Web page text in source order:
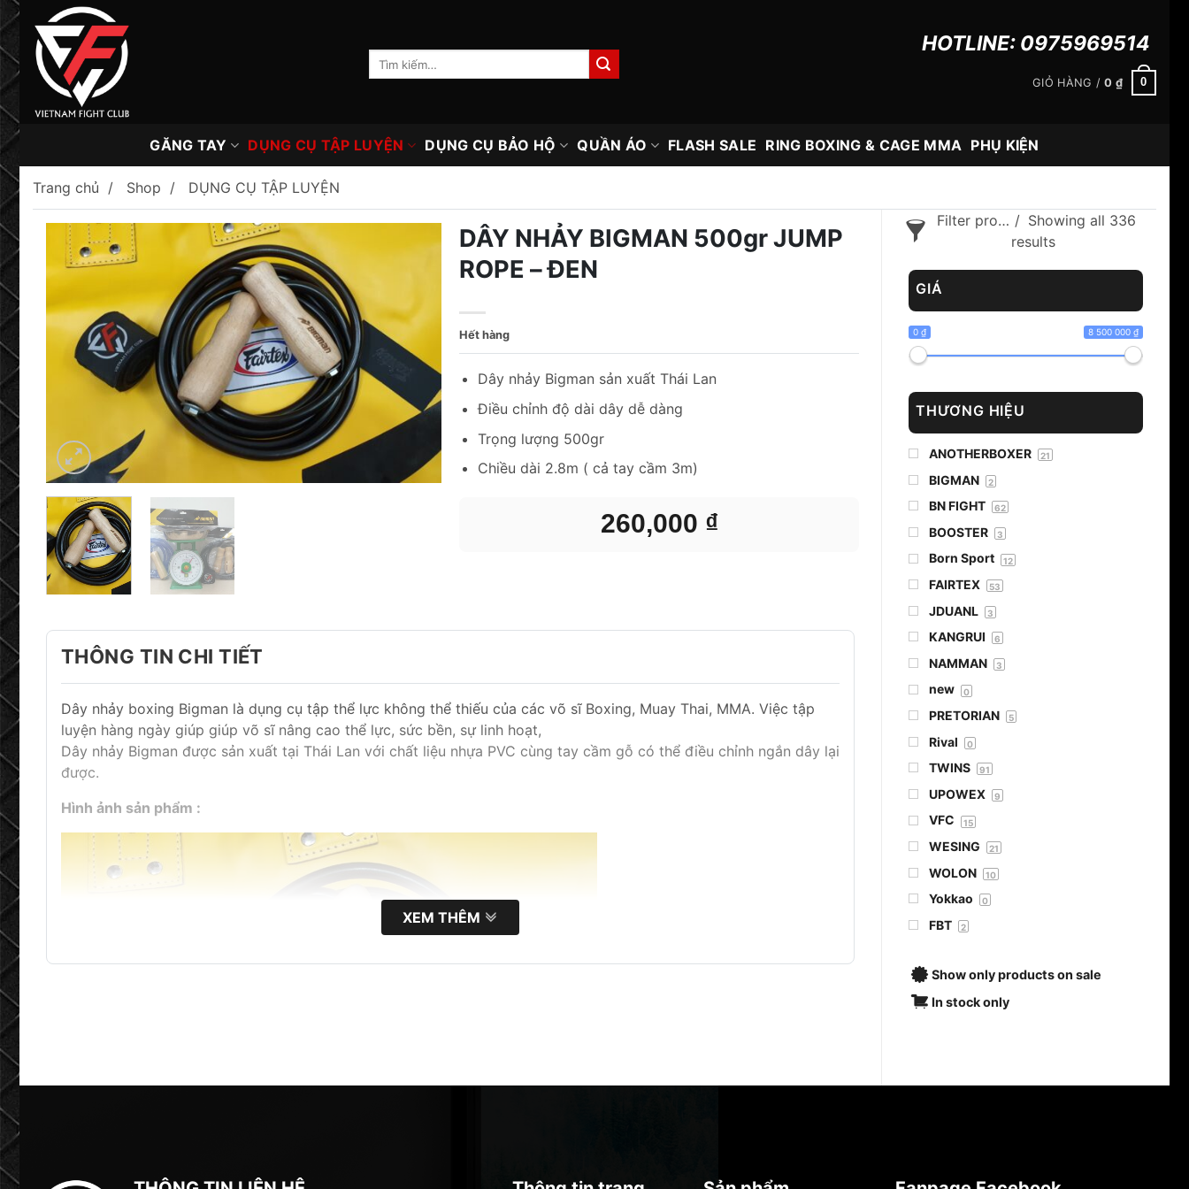
Skip
content
kiếm:
HOTLINE: 0975969514
GIỎ HÀNG /0 ₫ 0
GĂNG TAY DỤNG CỤ TẬP LUYỆN DỤNG CỤ BẢO HỘ QUẦN ÁO FLASH SALE RING BOXING & CAGE MMA PHỤ KIỆN
Trang chủ Shop
DỤNG CỤ TẬP LUYỆN
Filter products
Showing all 336
results
GIÁ
0 ₫ 8 500 000 ₫
THƯƠNG HIỆU
ANOTHERBOXER 21
BIGMAN 2
BN FIGHT 62
BOOSTER 3
Born Sport 12
FAIRTEX 53
JDUANL 3
KANGRUI 6
NAMMAN 3
new 0
PRETORIAN 5
Rival 0
TWINS 91
UPOWEX 9
VFC 15
WESING 21
WOLON 10
Yokkao 0
FBT 2
Show only products on sale
In stock only
DÂY NHẢY BIGMAN 500gr JUMP
ROPE – ĐEN
260,000 ₫
Dây nhảy Bigman sản xuất Thái Lan
Điều chỉnh độ dài dây dễ dàng
Trọng lượng 500gr
Chiều dài 2.8m ( cả tay cầm 3m)
Hết hàng
THÔNG TIN CHI TIẾT
Dây nhảy boxing Bigman là dụng cụ tập thể lực không thể thiếu của các võ sĩ Boxing, Muay Thai, MMA. Việc tập
luyện hàng ngày giúp giúp võ sĩ nâng cao thể lực, sức bền, sự linh hoạt,
Dây nhảy Bigman được sản xuất tại Thái Lan với chất liệu nhựa PVC cùng tay cầm gỗ có thể điều chỉnh ngắn dây lại
được.
Hình ảnh sản phẩm :
XEM THÊM